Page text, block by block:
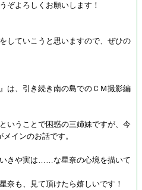
ぞよろしくお願いします！
していこうと思いますので、ぜひの
は、引き続き南の島でのＣＭ撮影編
いうことで困惑の三姉妹ですが、今
インのお話です。
きや実は……な星奈の心境を描いて
奈も、見て頂けたら嬉しいです！